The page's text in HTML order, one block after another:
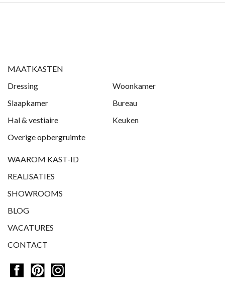
MAATKASTEN
Dressing
Woonkamer
Slaapkamer
Bureau
Hal & vestiaire
Keuken
Overige opbergruimte
WAAROM KAST-ID
REALISATIES
SHOWROOMS
BLOG
VACATURES
CONTACT